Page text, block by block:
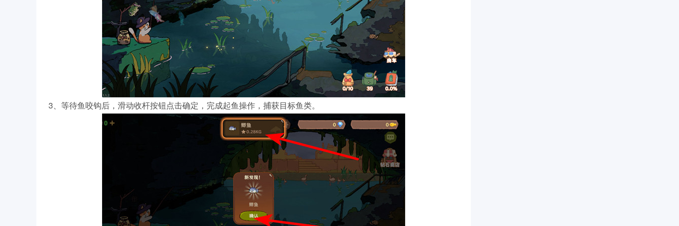
3、等待鱼咬钩后，滑动收杆按钮点击确定，完成起鱼操作，捕获目标鱼类。